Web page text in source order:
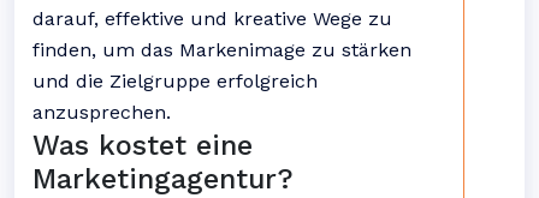
darauf, effektive und kreative Wege zu
finden, um das Markenimage zu stärken
und die Zielgruppe erfolgreich
anzusprechen.
Was kostet eine
Marketingagentur?